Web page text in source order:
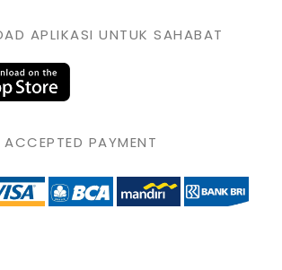
APLIKASI UNTUK SAHABAT
ACCEPTED PAYMENT